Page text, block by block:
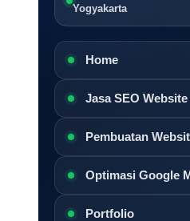
Yogyakarta
Home
Jasa SEO Website
Pembuatan
Optimasi Google
Portfolio